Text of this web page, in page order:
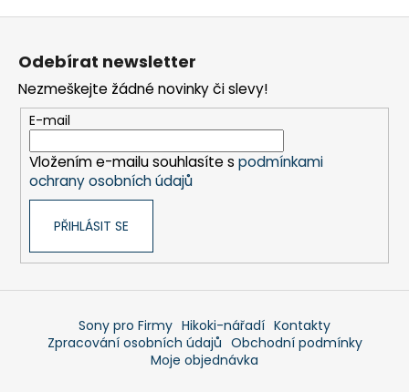
Z
Odebírat newsletter
Nezmeškejte žádné novinky či slevy!
E-mail
Vložením e-mailu souhlasíte s podmínkami
ochrany osobních údajů
PŘIHLÁSIT SE
Sony pro Firmy Hikoki-nářadí Kontakty
Zpracování osobních údajů Obchodní podmínky
Moje objednávka